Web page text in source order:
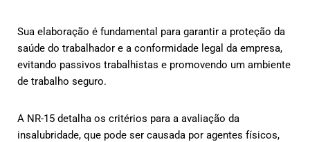
Sua elaboração é fundamental para garantir a proteção da
saúde do trabalhador e a conformidade legal da empresa,
evitando passivos trabalhistas e promovendo um ambiente
de trabalho seguro.
A NR-15 detalha os critérios para a avaliação da
insalubridade, que pode ser causada por agentes físicos,